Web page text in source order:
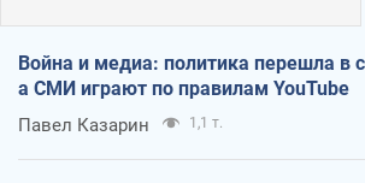
Война и медиа: политика перешла в
а СМИ играют по правилам YouTube
Павел Казарин 1,1 т.